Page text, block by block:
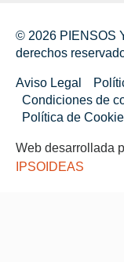
© 2026 PIENSOS
derechos
Aviso Legal
Condiciones de
Política de
Web desarrollada
IPSOIDEAS